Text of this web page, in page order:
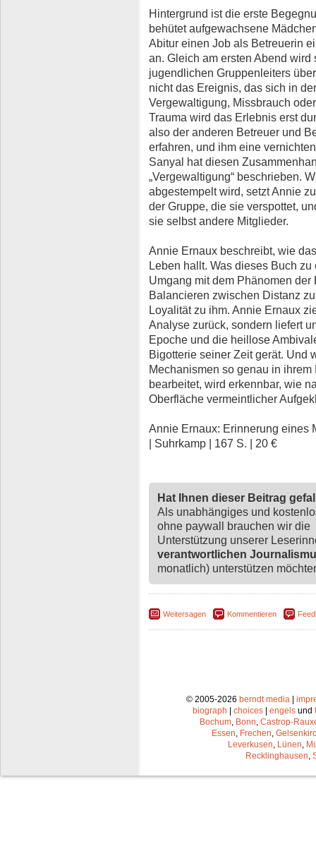
Hintergrund ist die erste
behütet aufgewachsene
Abitur einen Job als Betreuerin
an. Gleich am ersten Abend
jugendlichen Gruppenleiters
nicht das Ereignis, das sich in
Vergewaltigung, Missbrauch
Trauma wird das Erlebnis erst
also der anderen Betreuer und
erfahren, und ihm eine
Sanyal hat diesen
„Vergewaltigung“ beschrieben.
abgestempelt wird, setzt Annie
der Gruppe, die sie verspottet,
sie selbst andere Mitglieder.
Annie Ernaux beschreibt, wie
Leben hallt. Was dieses Buch
Umgang mit dem Phänomen
Balancieren zwischen Distanz
Loyalität zu ihm. Annie Ernaux
Analyse zurück, sondern liefert
Epoche und die heillose
Bigotterie seiner Zeit gerät. Und
Mechanismen so genau in
bearbeitet, wird erkennbar, wie
Oberfläche vermeintlicher
Annie Ernaux: Erinnerung eines
| Suhrkamp | 167 S. | 20 €
Hat Ihnen dieser Beitrag
Als unabhängiges und
ohne paywall brauchen wir die
Unterstützung unserer
verantwortlichen
monatlich) unterstützen
Weitersagen Kommentieren
© 2005-2026 berndt media|
biograph
choices engels und
Bochum, Bonn, Castrop-
Essen, Frechen,
Leverkusen, Lünen,
Recklinghausen,